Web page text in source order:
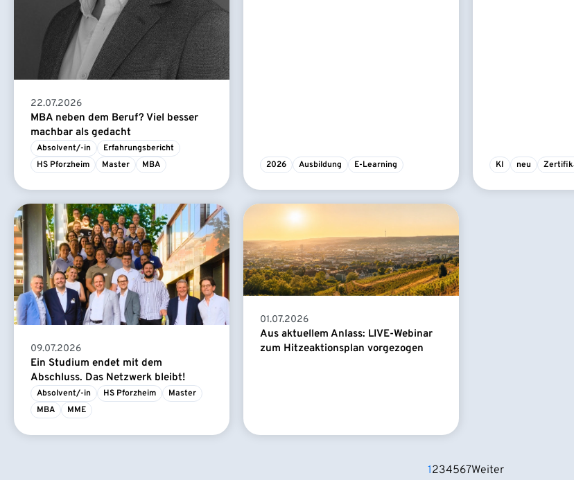
22.07.2026
MBA neben dem Beruf? Viel besser
machbar als gedacht
Absolvent/-in
Erfahrungsbericht
HS Pforzheim
Master MBA 2026 Ausbildung E-Learning KI neu
09.07.2026
Ein Studium endet mit dem
Abschluss. Das Netzwerk bleibt!
Absolvent/-in HS Pforzheim
Master
MBA
MME
01.07.2026
Aus aktuellem Anlass: LIVE-Webinar
zum Hitzeaktionsplan vorgezogen
1234567Weiter